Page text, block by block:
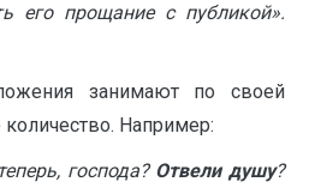
его прощание с публикой».
занимают по своей
Например:
господа? Отвели душу?